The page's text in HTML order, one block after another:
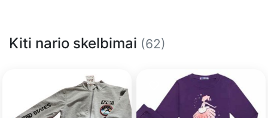
Kiti nario skelbimai (62)